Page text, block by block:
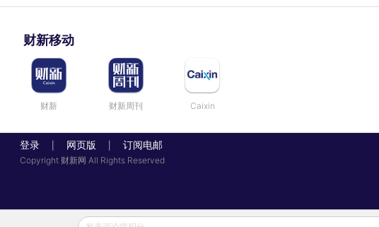
财新移动
财新 财新周刊 Caixin
登录 网页版 订阅电邮
Copyright 财新网 All Rights Reserved